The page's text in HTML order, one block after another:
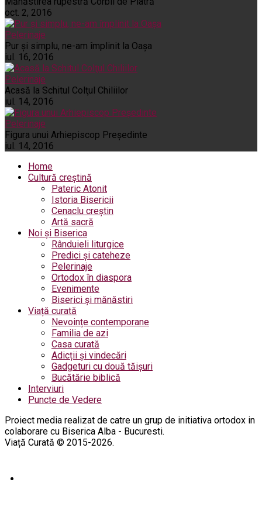
oct. 2, 2016
Pelerinaje
Pur şi simplu, ne-am împlinit la Oaşa
iul. 16, 2016
Pelerinaje
Acasă la Schitul Colţul Chiliilor
iul. 14, 2016
Pelerinaje
Figura unui Arhiepiscop Preşedinte
iul. 14, 2016
Home
Cultură creștină
Pateric Atonit
Istoria Bisericii
Cenaclu creștin
Artă sacră
Noi și Biserica
Rânduieli liturgice
Predici și cateheze
Pelerinaje
Ortodox în diaspora
Evenimente
Biserici și mănăstiri
Viață curată
Nevoințe contemporane
Familia de azi
Casa curată
Adicții și vindecări
Gadgeturi cu două tăișuri
Bucătărie biblică
Interviuri
Puncte de Vedere
Proiect media realizat de catre un grup de initiativa ortodox in
colaborare cu Biserica Alba - Bucuresti.
Viață Curată © 2015-2026.